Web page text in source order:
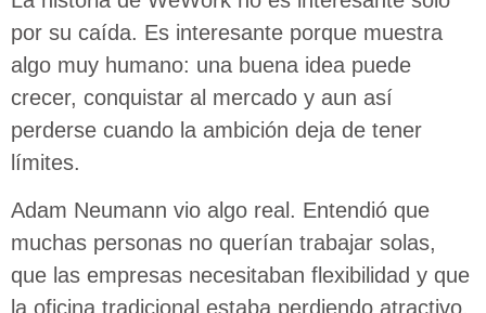
por su caída. Es interesante porque muestra
algo muy humano: una buena idea puede
crecer, conquistar al mercado y aun así
perderse cuando la ambición deja de tener
límites.
Adam Neumann vio algo real. Entendió que
muchas personas no querían trabajar solas,
que las empresas necesitaban flexibilidad y que
la oficina tradicional estaba perdiendo atractivo.